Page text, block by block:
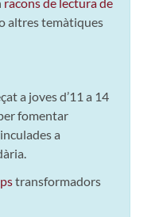
altres temàtiques
a joves d’11 a 14
fomentar
a
transformadors